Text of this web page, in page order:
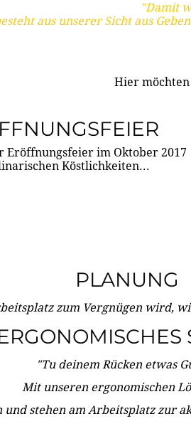
"Damit
aus unserer Sicht aus
Hier möchten
Eröffnungsfeier im Oktober 2017
Köstlichkeiten...
PLANUNG
zum Vergnügen wird,
"Tu deinem Rücken etwas
Mit unseren ergonomischen
und stehen am Arbeitsplatz zur